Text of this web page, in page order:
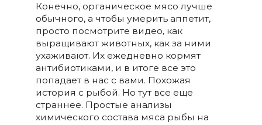
Конечно, органическое мясо лучше
обычного, а чтобы умерить аппетит,
просто посмотрите видео, как
выращивают животных, как за ними
ухаживают. Их ежедневно кормят
антибиотиками, и в итоге все это
попадает в нас с вами. Похожая
история с рыбой. Но тут все еще
страннее. Простые анализы
химического состава мяса рыбы на